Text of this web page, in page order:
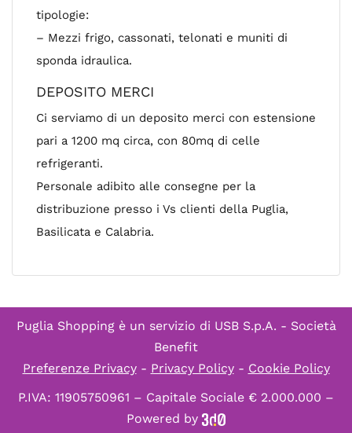
tipologie:
– Mezzi frigo, cassonati, telonati e muniti di
sponda idraulica.
DEPOSITO MERCI
Ci serviamo di un deposito merci con estensione
pari a 1200 mq circa, con 80mq di celle
refrigeranti.
Personale adibito alle consegne per la
distribuzione presso i Vs clienti della Puglia,
Basilicata e Calabria.
Puglia Shopping è un servizio di USB S.p.A. - Società
Benefit
Preferenze Privacy- Privacy Policy- Cookie Policy
P.IVA: 11905750961 – Capitale Sociale € 2.000.000 –
Powered by